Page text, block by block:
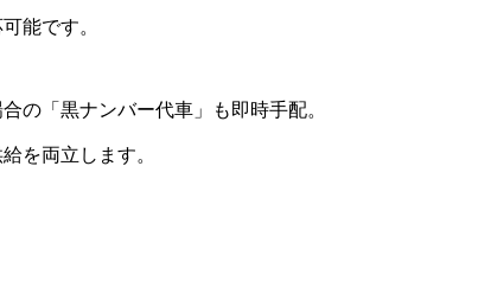
能です。
の「黒ナンバー代車」も即時手配。
を両立します。